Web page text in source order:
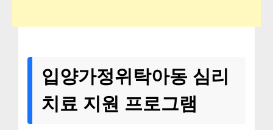
입양가정위탁아동 심리
치료 지원 프로그램